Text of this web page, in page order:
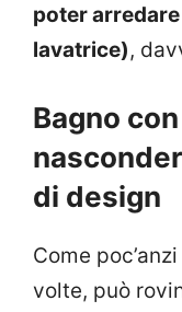
poter
lavatrice),
Bagno
di design
Come
volte, può